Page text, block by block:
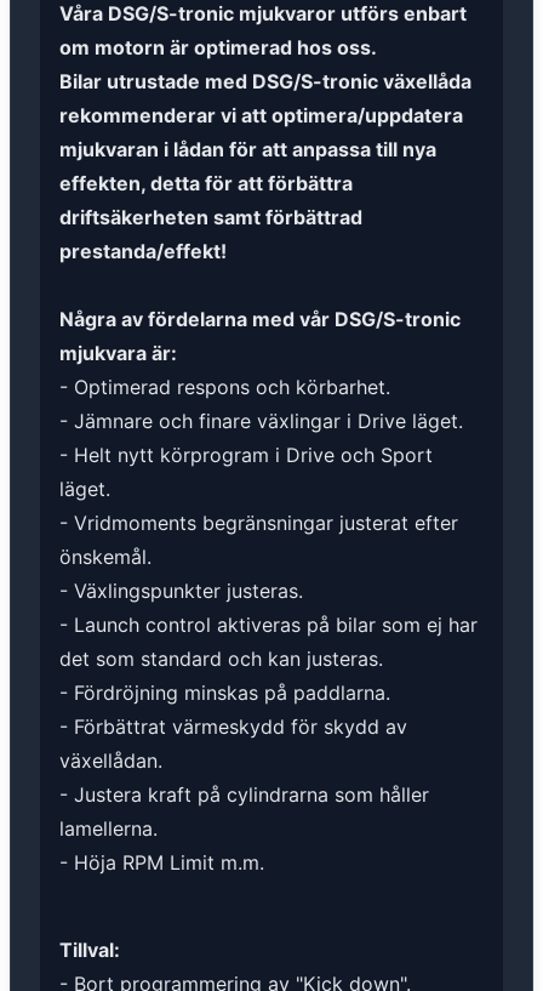
Våra DSG/S-tronic mjukvaror utförs enbart
om motorn är optimerad hos oss.
Bilar utrustade med DSG/S-tronic växellåda
rekommenderar vi att optimera/uppdatera
mjukvaran i lådan för att anpassa till nya
effekten, detta för att förbättra
driftsäkerheten samt förbättrad
prestanda/effekt!
Några av fördelarna med vår DSG/S-tronic
mjukvara är:
- Optimerad respons och körbarhet.
- Jämnare och finare växlingar i Drive läget.
- Helt nytt körprogram i Drive och Sport
läget.
- Vridmoments begränsningar justerat efter
önskemål.
- Växlingspunkter justeras.
- Launch control aktiveras på bilar som ej har
det som standard och kan justeras.
- Fördröjning minskas på paddlarna.
- Förbättrat värmeskydd för skydd av
växellådan.
- Justera kraft på cylindrarna som håller
lamellerna.
- Höja RPM Limit m.m.
Tillval:
- Bort programmering av "Kick down".